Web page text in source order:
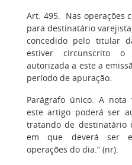
Art. 495. Nas operações
para destinatário
concedido pelo titular
estiver circunscrito o
autorizada a este a
período de apuração.
Parágrafo único. A
este artigo poderá ser
tratando de destinatário
em que deverá ser
operações do dia.” (nr).